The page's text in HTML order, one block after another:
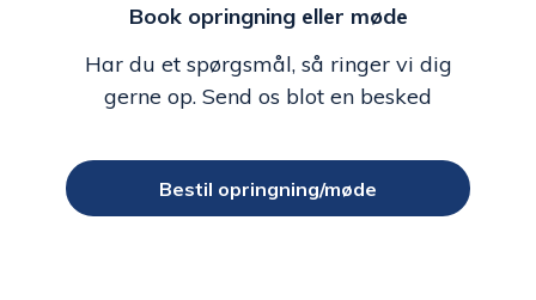
Book opringning eller møde
Har du et spørgsmål, så ringer vi dig
gerne op. Send os blot en besked
Bestil opringning/møde